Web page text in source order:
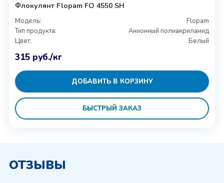
Флокулянт Flopam FO 4550 SH
Модель:
Flopam
Тип продукта:
Анионный полиакриламид
Цвет:
Белый
315 руб./кг
ДОБАВИТЬ В КОРЗИНУ
БЫСТРЫЙ ЗАКАЗ
ОТЗЫВЫ